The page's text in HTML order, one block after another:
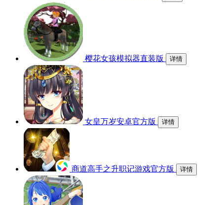
樱花女孩模拟器直装版 详情
女皇万岁安卓官方版 详情
商道高手之升职记游戏官方版 详情